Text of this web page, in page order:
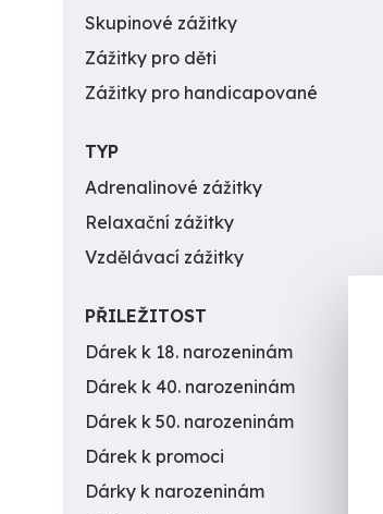
Skupinové zážitky
Zážitky pro děti
Zážitky pro handicapované
TYP
Adrenalinové zážitky
Relaxační zážitky
Vzdělávací zážitky
PŘILEŽITOST
Dárek k 18. narozeninám
Dárek k 40. narozeninám
Dárek k 50. narozeninám
Dárek k promoci
Dárky k narozeninám